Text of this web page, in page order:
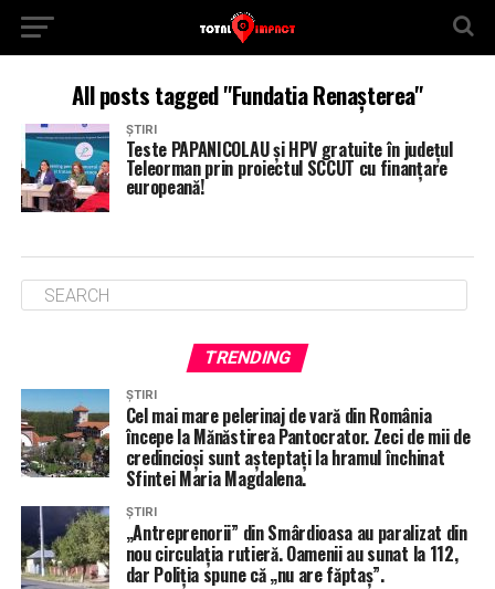
All posts tagged "Fundatia Renașterea"
ȘTIRI
Teste PAPANICOLAU și HPV gratuite în județul
Teleorman prin proiectul SCCUT cu finanțare
europeană!
TRENDING
ȘTIRI
Cel mai mare pelerinaj de vară din România
începe la Mănăstirea Pantocrator. Zeci de mii de
credincioși sunt așteptați la hramul închinat
Sfintei Maria Magdalena.
ȘTIRI
„Antreprenorii” din Smârdioasa au paralizat din
nou circulația rutieră. Oamenii au sunat la 112,
dar Poliția spune că „nu are făptaș”.